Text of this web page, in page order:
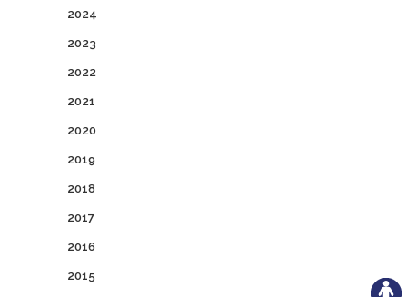
2024
2023
2022
2021
2020
2019
2018
2017
2016
2015